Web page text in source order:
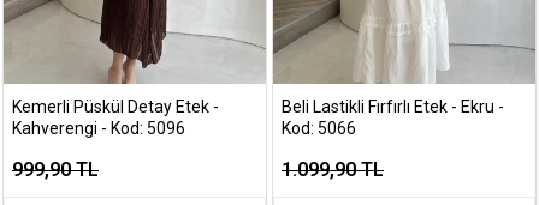
Kemerli Püskül Detay Etek -
Kahverengi - Kod: 5096
999,90 TL
Beli Lastikli Fırfırlı Etek - Ekru -
Kod: 5066
1.099,90 TL